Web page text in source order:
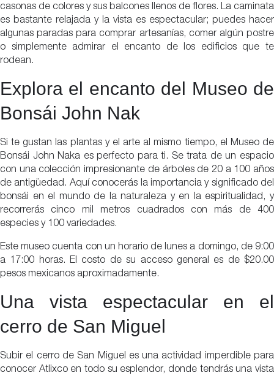
casonas de colores y sus balcones llenos de flores. La caminata
es bastante relajada y la vista es espectacular; puedes hacer
algunas paradas para comprar artesanías, comer algún postre
o simplemente admirar el encanto de los edificios que te
rodean.
Explora el encanto del Museo de
Bonsái John Nak
Si te gustan las plantas y el arte al mismo tiempo, el Museo de
Bonsái John Naka es perfecto para ti. Se trata de un espacio
con una colección impresionante de árboles de 20 a 100 años
de antigüedad. Aquí conocerás la importancia y significado del
bonsái en el mundo de la naturaleza y en la espiritualidad, y
recorrerás cinco mil metros cuadrados con más de 400
especies y 100 variedades.
Este museo cuenta con un horario de lunes a domingo, de 9:00
a 17:00 horas. El costo de su acceso general es de $20.00
pesos mexicanos aproximadamente.
Una vista espectacular en el
cerro de San Miguel
Subir el cerro de San Miguel es una actividad imperdible para
conocer Atlixco en todo su esplendor, donde tendrás una vista